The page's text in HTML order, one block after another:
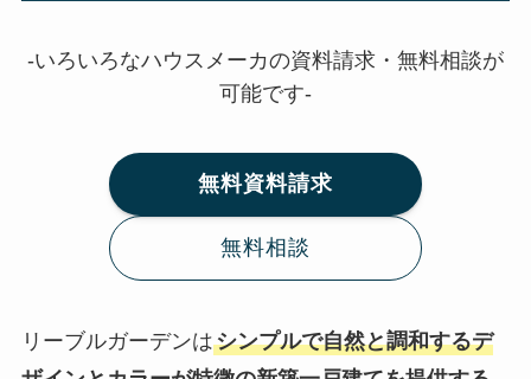
-いろいろなハウスメーカの資料請求・無料相談が
可能です-
無料資料請求
無料相談
リーブルガーデンはシンプルで自然と調和するデ